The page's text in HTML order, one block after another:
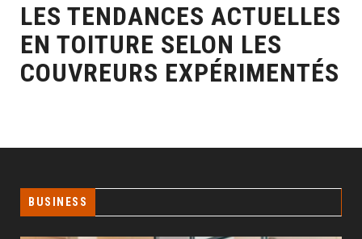
LES TENDANCES ACTUELLES
EN TOITURE SELON LES
COUVREURS EXPÉRIMENTÉS
BUSINESS